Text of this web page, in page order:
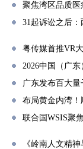
聚焦湾区品质医
31起诉讼之后
粤传媒首推VR
2026中国（广
广东发布百大
布局黄金内湾
联合国WSIS聚
《岭南人文精